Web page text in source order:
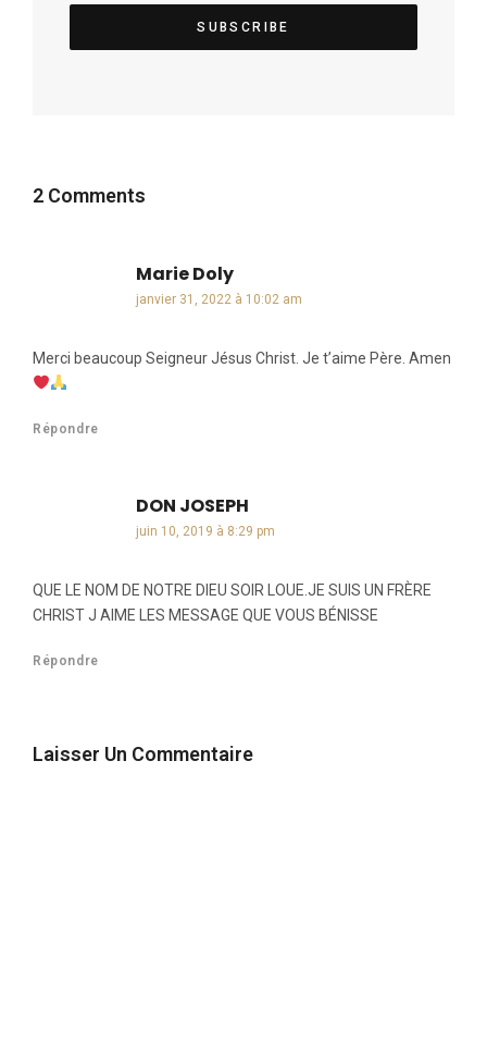
2 Comments
Marie Dolydit :
janvier 31, 2022 à 10:02 am
Merci beaucoup Seigneur Jésus Christ. Je t’aime Père. Amen
Répondre
DON JOSEPH
juin 10, 2019 à 8:29 pm
QUE LE NOM DE NOTRE DIEU SOIR LOUE.JE SUIS UN FRÈRE
CHRIST J AIME LES MESSAGE QUE VOUS BÉNISSE
Répondre
Laisser Un Commentaire